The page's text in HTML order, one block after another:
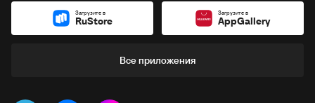
Загрузите в
RuStore
Загрузите в
AppGallery
Все приложения